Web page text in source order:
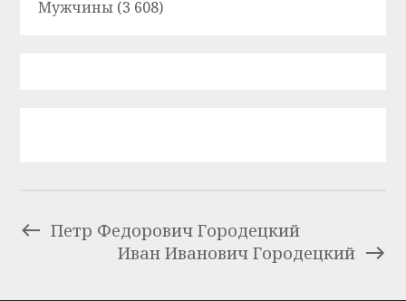
Мужчины (3 608)
Петр Федорович Городецкий
Иван Иванович Городецкий